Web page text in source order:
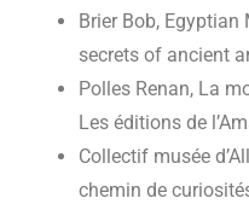
Brier Bob,
secrets of ancient
Polles Renan, La
Les éditions de
Collectif musée
chemin de